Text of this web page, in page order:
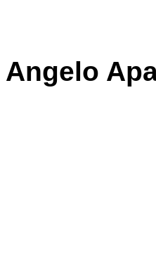
Angelo